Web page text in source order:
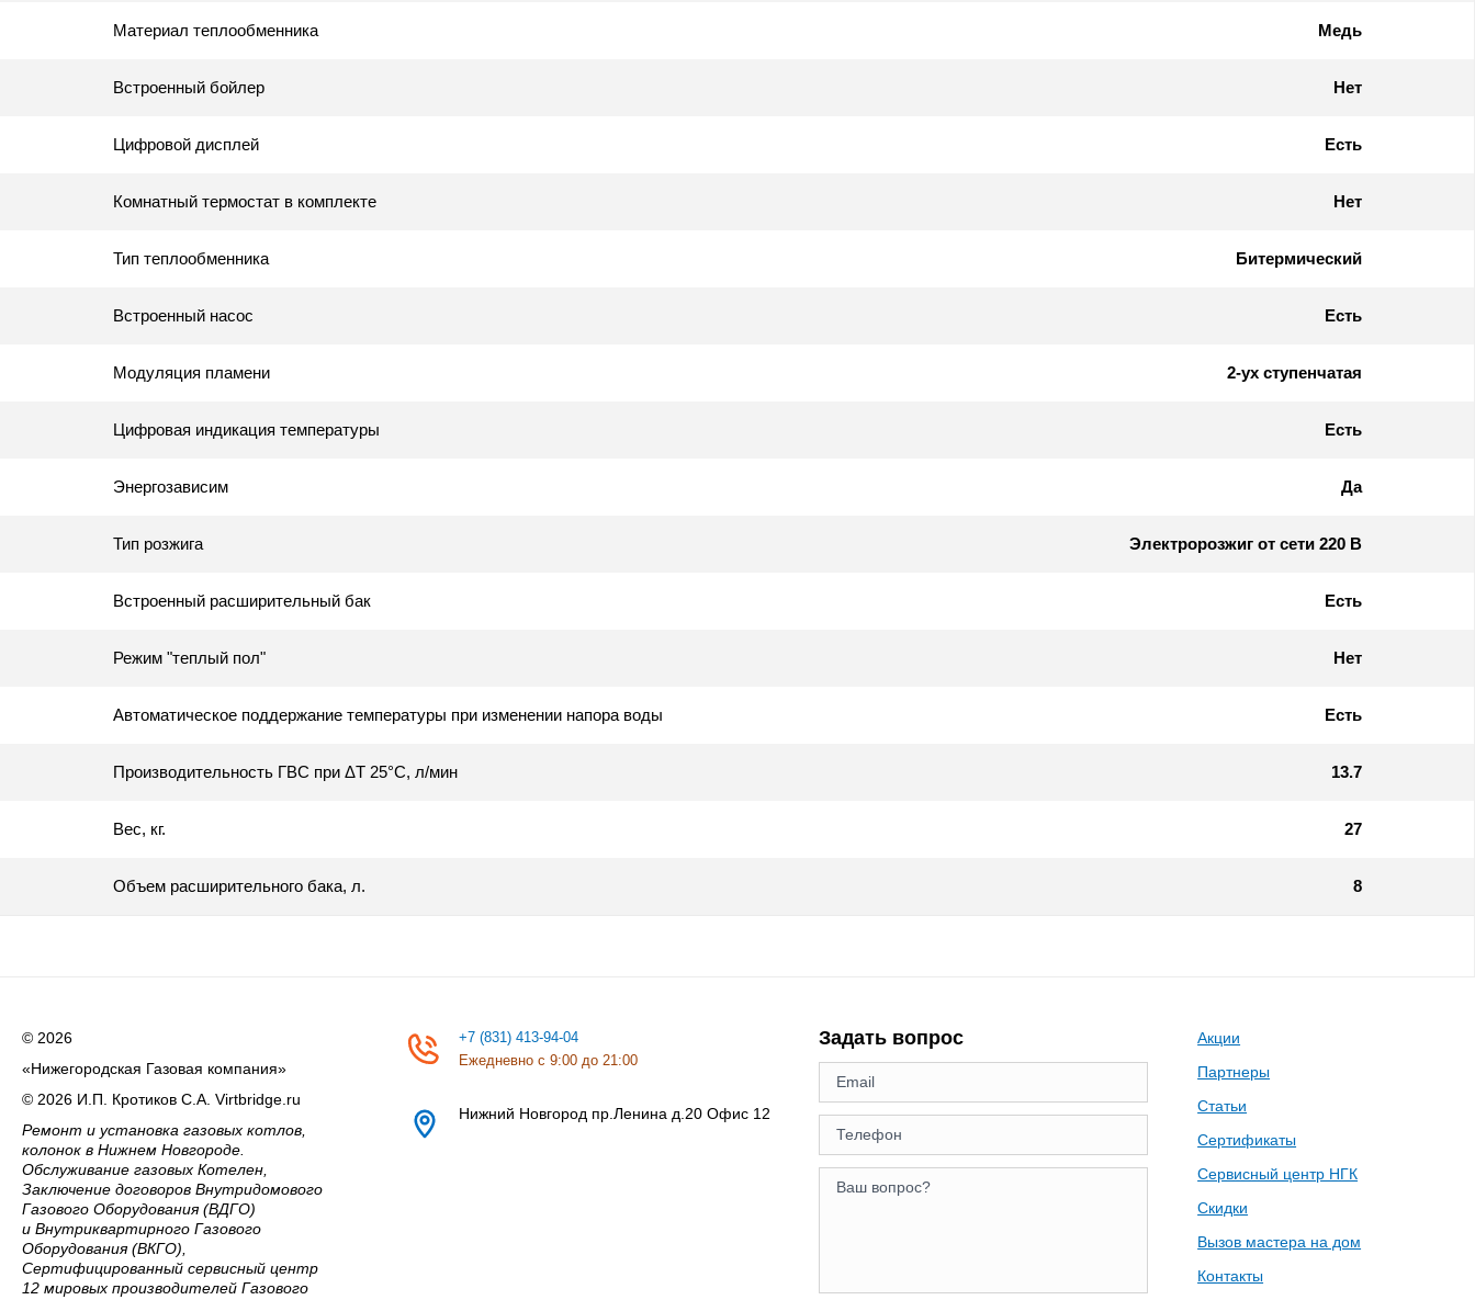
Материал теплообменника Медь
Встроенный бойлер Нет
Цифровой дисплей Есть
Комнатный термостат в комплекте Нет
Тип теплообменника Битермический
Встроенный насос Есть
Модуляция пламени 2-ух ступенчатая
Цифровая индикация температуры Есть
Энергозависим Да
Тип розжига Электророзжиг от сети 220 В
Встроенный расширительный бак Есть
Режим "теплый пол" Нет
Автоматическое поддержание температуры при изменении напора воды Есть
Производительность ГВС при ΔТ 25°C, л/мин 13.7
Вес, кг. 27
Объем расширительного бака, л. 8
© 2026
«Нижегородская Газовая компания»
© 2026 И.П. Кротиков С.А. Virtbridge.ru
Ремонт и установка газовых котлов,
колонок в Нижнем Новгороде.
Обслуживание газовых Котелен,
Заключение договоров Внутридомового
Газового Оборудования (ВДГО)
и Внутриквартирного Газового
Оборудования (ВКГО),
Сертифицированный сервисный центр
12 мировых производителей Газового
+7 (831) 413-94-04
Ежедневно с 9:00 до 21:00
Нижний Новгород пр.Ленина д.20 Офис 12
Задать вопрос
Акции
Партнеры
Статьи
Сертификаты
Сервисный центр НГК
Скидки
Вызов мастера на дом
Контакты